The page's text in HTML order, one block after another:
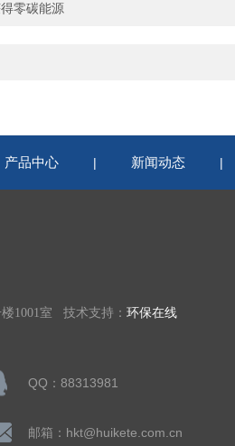
零碳能源
产品中心 | 新闻动态 |
1001室 技术支持： 环保在线
QQ：88313981
邮箱：hkt@huikete.com.cn